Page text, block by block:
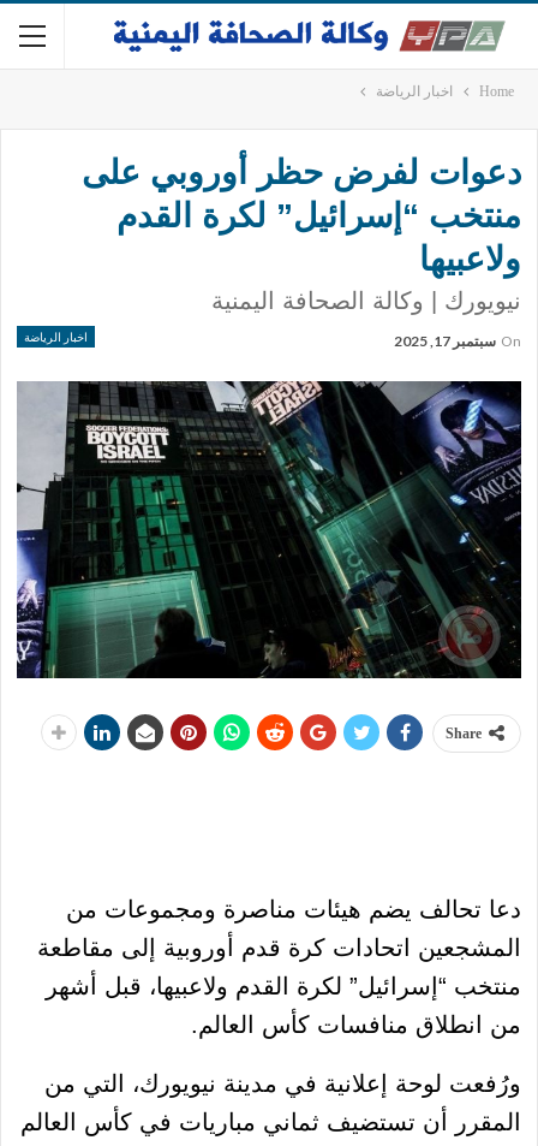
Home اخبار الرياضة
دعوات لفرض حظر أوروبي على
منتخب “إسرائيل” لكرة القدم
ولاعبيها
نيويورك | وكالة الصحافة اليمنية
اخبار الرياضة On سبتمبر 17, 2025
Share
دعا تحالف يضم هيئات مناصرة ومجموعات من
المشجعين اتحادات كرة قدم أوروبية إلى مقاطعة
منتخب “إسرائيل” لكرة القدم ولاعبيها، قبل أشهر
من انطلاق منافسات كأس العالم.
ورُفعت لوحة إعلانية في مدينة نيويورك، التي من
المقرر أن تستضيف ثماني مباريات في كأس العالم